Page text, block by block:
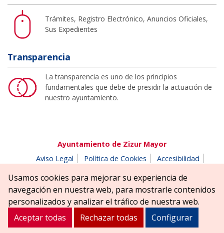
Trámites, Registro Electrónico, Anuncios Oficiales,
Sus Expedientes
Transparencia
La transparencia es uno de los principios
fundamentales que debe de presidir la actuación de
nuestro ayuntamiento.
Ayuntamiento de Zizur Mayor
Aviso Legal
Política de Cookies
Accesibilidad
Parque Erreniega parkea, s/n | 31180 Zizur Mayor-Zizur
Nagusia (NAVARRA-NAFARROA)
Tel. 948 181900
ayuntamiento@zizurmayor.es
Usamos cookies para mejorar su experiencia de
navegación en nuestra web, para mostrarle contenidos
personalizados y analizar el tráfico de nuestra web.
Aceptar todas
Rechazar todas Configurar